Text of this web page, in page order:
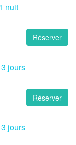
nuit
Réserver
jours
Réserver
jours